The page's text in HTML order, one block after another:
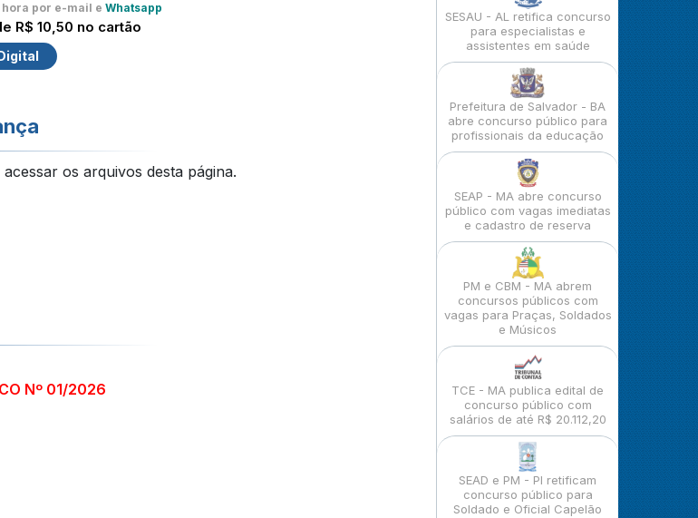
por e-mail e Whatsapp
R$ 10,50 no cartão
os arquivos desta página.
Nº 01/2026
SESAU - AL retifica concurso
para especialistas e
assistentes em saúde
Prefeitura de Salvador - BA
abre concurso público para
profissionais da educação
SEAP - MA abre concurso
público com vagas imediatas
e cadastro de reserva
PM e CBM - MA abrem
concursos públicos com
vagas para Praças, Soldados
e Músicos
TCE - MA publica edital de
concurso público com
salários de até R$ 20.112,20
SEAD e PM - PI retificam
concurso público para
Soldado e Oficial Capelão